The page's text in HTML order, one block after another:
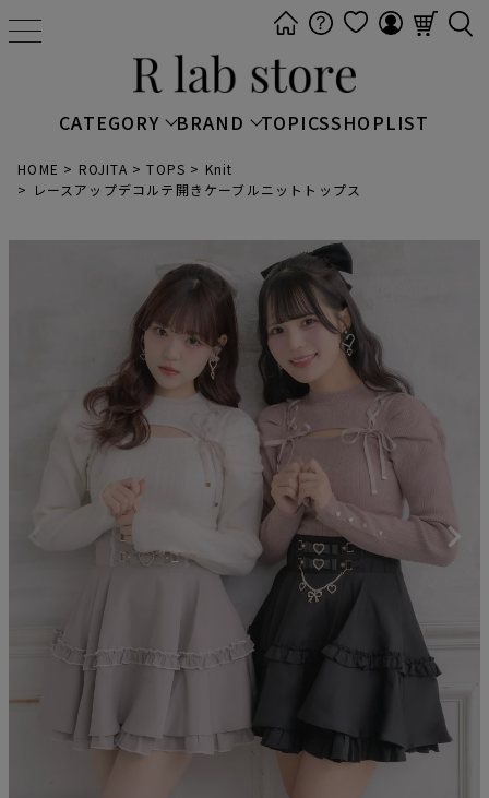
t
e
n
CATEGORY BRAND TOPICSSHOPLIST
HOME ROJITA TOPS
Knit
レースアップデコルテ開きケーブルニットトップス